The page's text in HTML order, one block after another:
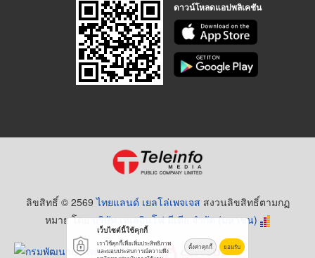
ดาวน์โหลดแอปพลิเคชัน
ลิขสิทธิ์ © 2569ไทยแลนด์ เยลโล่เพจเจส สงวนลิขสิทธิ์ตามกฏ
หมาย โดยบริษัท เทเลอินโฟ มีเดีย จำกัด (มหาชน)
เว็บไซต์นี้ใช้คุกกี้
เราใช้คุกกี้เพื่อเพิ่มประสิทธิภาพ
และมอบประสบการณ์ความพึง
ตั้งค่าคุกกี้ ยอมรับ